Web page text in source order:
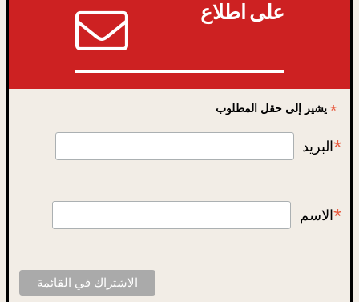
على اطلاع
*يشير إلى حقل المطلوب
*البريد
*الاسم